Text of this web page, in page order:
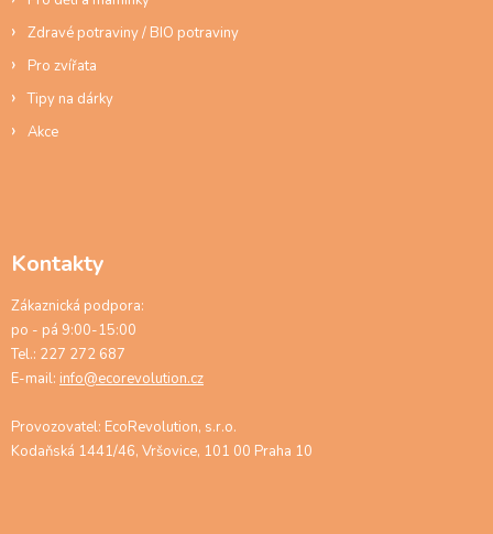
Zdravé potraviny / BIO potraviny
Pro zvířata
Tipy na dárky
Akce
Kontakty
Zákaznická podpora:
po - pá 9:00-15:00
Tel.: 227 272 687
E-mail: info@ecorevolution.cz
Provozovatel: EcoRevolution, s.r.o.
Kodaňská 1441/46, Vršovice, 101 00 Praha 10